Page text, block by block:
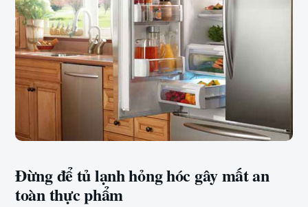
Đừng để tủ lạnh hỏng hóc gây mất an
toàn thực phẩm